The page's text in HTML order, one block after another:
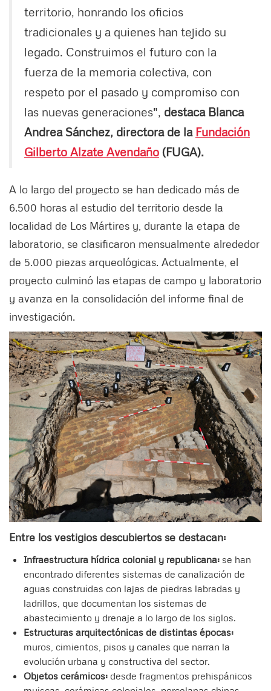
territorio, honrando los oficios
tradicionales y a quienes han tejido su
legado. Construimos el futuro con la
fuerza de la memoria colectiva, con
respeto por el pasado y compromiso con
las nuevas generaciones", destaca Blanca
Andrea Sánchez, directora de la Fundación
Gilberto Alzate Avendaño (FUGA).
A lo largo del proyecto se han dedicado más de
6.500 horas al estudio del territorio desde la
localidad de Los Mártires y, durante la etapa de
laboratorio, se clasificaron mensualmente alrededor
de 5.000 piezas arqueológicas. Actualmente, el
proyecto culminó las etapas de campo y laboratorio
y avanza en la consolidación del informe final de
investigación.
Entre los vestigios descubiertos se destacan:
Infraestructura hídrica colonial y republicana: se han
encontrado diferentes sistemas de canalización de
aguas construidas con lajas de piedras labradas y
ladrillos, que documentan los sistemas de
abastecimiento y drenaje a lo largo de los siglos.
Estructuras arquitectónicas de distintas épocas:
muros, cimientos, pisos y canales que narran la
evolución urbana y constructiva del sector.
Objetos cerámicos: desde fragmentos prehispánicos